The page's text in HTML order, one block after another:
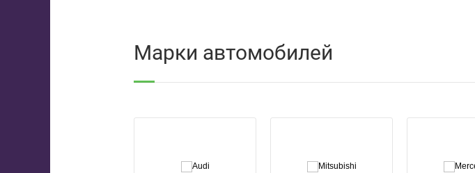
Марки автомобилей